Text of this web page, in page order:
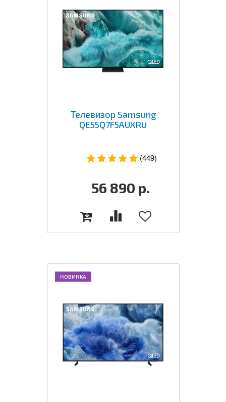
Телевизор Samsung
QE55Q7F5AUXRU
(449)
56 890 р.
НОВИНКА